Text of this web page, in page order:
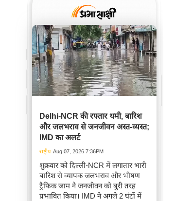
Delhi-NCR की रफ्तार थमी, बारिश
और जलभराव से जनजीवन अस्त-व्यस्त;
IMD का अलर्ट
राष्ट्रीय Aug 07, 2026 7:36PM
शुक्रवार को दिल्ली-NCR में लगातार भारी
बारिश से व्यापक जलभराव और भीषण
ट्रैफिक जाम ने जनजीवन को बुरी तरह
प्रभावित किया। IMD ने अगले 2 घंटों में